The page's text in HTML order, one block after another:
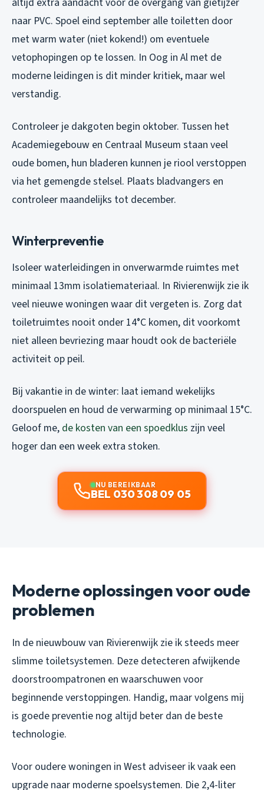
naar PVC. Spoel eind september alle toiletten door
met warm water (niet kokend!) om eventuele
vetophopingen op te lossen. In Oog in Al met de
moderne leidingen is dit minder kritiek, maar wel
verstandig.
Controleer je dakgoten begin oktober. Tussen het
Academiegebouw en Centraal Museum staan veel
oude bomen, hun bladeren kunnen je riool verstоppen
via het gemengde stelsel. Plaats bladvangers en
controleer maandelijks tot december.
Winterpreventie
Isoleer waterleidingen in onverwarmde ruimtes met
minimaal 13mm isolatiemateriaal. In Rivierenwijk zie ik
veel nieuwe woningen waar dit vergeten is. Zorg dat
toiletruimtes nooit onder 14°C komen, dit voorkomt
niet alleen bevriezing maar houdt ook de bacteriële
activiteit op peil.
Bij vakantie in de winter: laat iemand wekelijks
doorspuelen en houd de verwarming op minimaal 15°C.
Geloof me, de kosten van een spoedklus zijn veel
hoger dan een week extra stoken.
NU BEREIKBAAR
BEL 030 308 09 05
Moderne oplossingen voor oude
problemen
In de nieuwbouw van Rivierenwijk zie ik steeds meer
slimme toiletsystemen. Deze detecteren afwijkende
doorstroompatronen en waarschuwen voor
beginnende verstoppingen. Handig, maar volgens mij
is goede preventie nog altijd beter dan de beste
technologie.
Voor oudere woningen in West adviseer ik vaak een
upgrade naar moderne spoelsystemen. Die 2,4-liter